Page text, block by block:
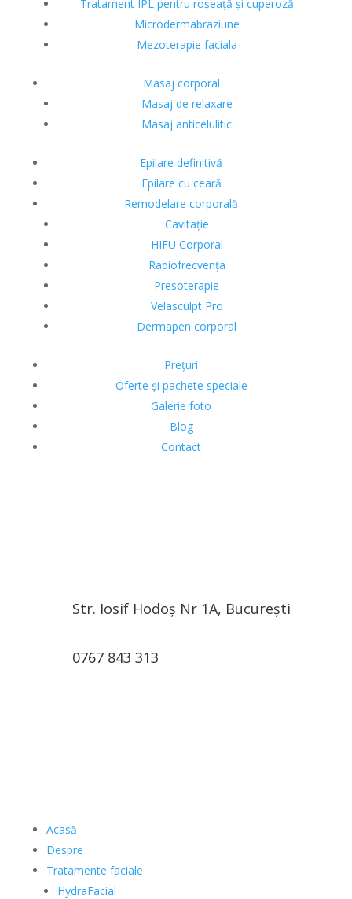
Tratament IPL pentru roșeață și cuperoză
Microdermabraziune
Mezoterapie faciala
Masaj corporal
Masaj de relaxare
Masaj anticelulitic
Epilare definitivă
Epilare cu ceară
Remodelare corporală
Cavitație
HIFU Corporal
Radiofrecvența
Presoterapie
Velasculpt Pro
Dermapen corporal
Prețuri
Oferte și pachete speciale
Galerie foto
Blog
Contact
Str. Iosif Hodoș Nr 1A, București
0767 843 313
Acasă
Despre
Tratamente faciale
HydraFacial